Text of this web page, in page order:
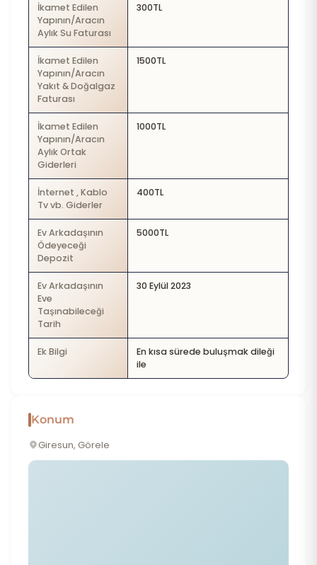
İkamet Edilen
Yapının/Aracın
Aylık Su Faturası
300TL
İkamet Edilen
Yapının/Aracın
Yakıt & Doğalgaz
Faturası
1500TL
İkamet Edilen
Yapının/Aracın
Aylık Ortak
Giderleri
1000TL
İnternet , Kablo
Tv vb. Giderler
400TL
Ev Arkadaşının
Ödeyeceği
Depozit
5000TL
Ev Arkadaşının
Eve
Taşınabileceği
Tarih
30 Eylül 2023
Ek Bilgi
En kısa sürede buluşmak dileği
ile
Konum
Giresun, Görele